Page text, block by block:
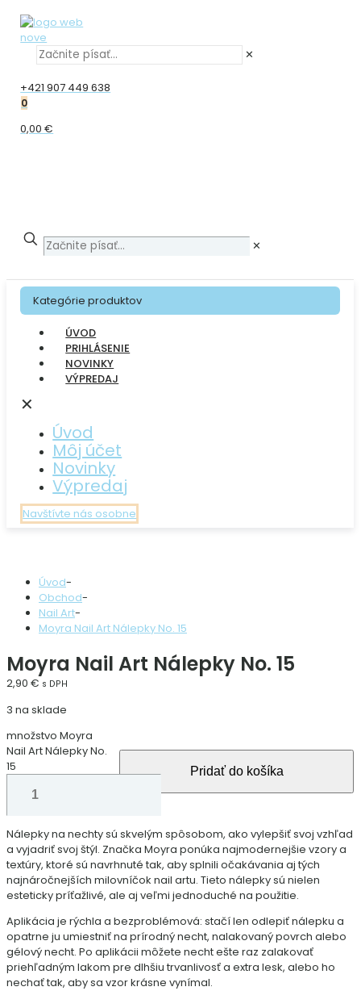
✕
+421 907 449 638
0
0,00 €
✕
Kategórie produktov
ÚVOD
PRIHLÁSENIE
NOVINKY
VÝPREDAJ
✕
Úvod
Môj účet
Novinky
Výpredaj
Navštívte nás osobne
Úvod-
Obchod-
Nail Art-
Moyra Nail Art Nálepky No. 15
Moyra Nail Art Nálepky No. 15
2,90 € s DPH
3 na sklade
množstvo Moyra
Nail Art Nálepky No.
15
Pridať do košíka
Nálepky na nechty sú skvelým spôsobom, ako vylepšiť svoj vzhľad
a vyjadriť svoj štýl. Značka Moyra ponúka najmodernejšie vzory a
textúry, ktoré sú navrhnuté tak, aby splnili očakávania aj tých
najnáročnejších milovníčok nail artu. Tieto nálepky sú nielen
esteticky príťažlivé, ale aj veľmi jednoduché na použitie.
Aplikácia je rýchla a bezproblémová: stačí len odlepiť nálepku a
opatrne ju umiestniť na prírodný necht, nalakovaný povrch alebo
gélový necht. Po aplikácii môžete necht ešte raz zalakovať
priehľadným lakom pre dlhšiu trvanlivosť a extra lesk, alebo ho
nechať tak, aby sa vzor krásne vynímal.